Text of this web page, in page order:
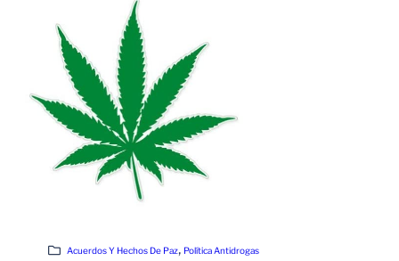
Acuerdos Y Hechos De Paz, Política Antidrogas